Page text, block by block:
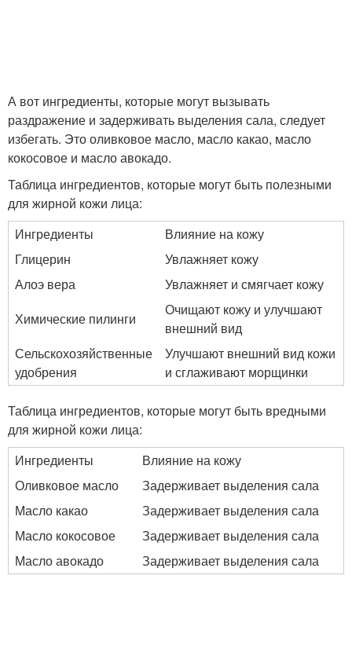
А вот ингредиенты, которые могут вызывать
раздражение и задерживать выделения сала, следует
избегать. Это оливковое масло, масло какао, масло
кокосовое и масло авокадо.
Таблица ингредиентов, которые могут быть полезными
для жирной кожи лица:
Ингредиенты
Влияние на кожу
Глицерин
Увлажняет кожу
Алоэ вера
Увлажняет и смягчает кожу
Химические пилинги
Очищают кожу и улучшают
внешний вид
Сельскохозяйственные
удобрения
Улучшают внешний вид кожи
и сглаживают морщинки
Таблица ингредиентов, которые могут быть вредными
для жирной кожи лица:
Ингредиенты
Влияние на кожу
Оливковое масло
Задерживает выделения сала
Масло какао
Задерживает выделения сала
Масло кокосовое
Задерживает выделения сала
Масло авокадо
Задерживает выделения сала